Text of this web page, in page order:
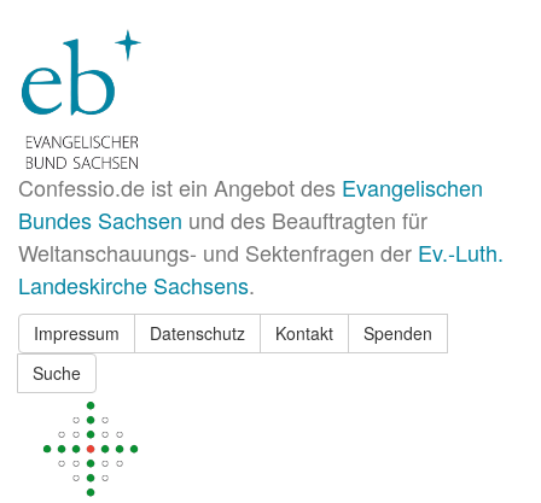
Confessio.de ist ein Angebot des Evangelischen
Bundes Sachsen und des Beauftragten für
Weltanschauungs- und Sektenfragen der Ev.-Luth.
Landeskirche Sachsens.
Impressum Datenschutz Kontakt
Spenden
Suche